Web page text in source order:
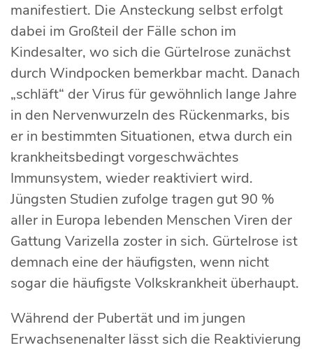
manifestiert. Die Ansteckung selbst erfolgt
dabei im Großteil der Fälle schon im
Kindesalter, wo sich die Gürtelrose zunächst
durch Windpocken bemerkbar macht. Danach
„schläft“ der Virus für gewöhnlich lange Jahre
in den Nervenwurzeln des Rückenmarks, bis
er in bestimmten Situationen, etwa durch ein
krankheitsbedingt vorgeschwächtes
Immunsystem, wieder reaktiviert wird.
Jüngsten Studien zufolge tragen gut 90 %
aller in Europa lebenden Menschen Viren der
Gattung Varizella zoster in sich. Gürtelrose ist
demnach eine der häufigsten, wenn nicht
sogar die häufigste Volkskrankheit überhaupt.
Während der Pubertät und im jungen
Erwachsenenalter lässt sich die Reaktivierung